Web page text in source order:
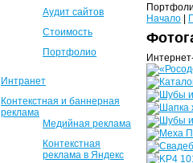
Аудит сайтов
Стоимость
Портфолио
Интранет
Контекстная и баннерная
реклама
Медийная реклама
Контекстная
реклама в Яндекс
Начало